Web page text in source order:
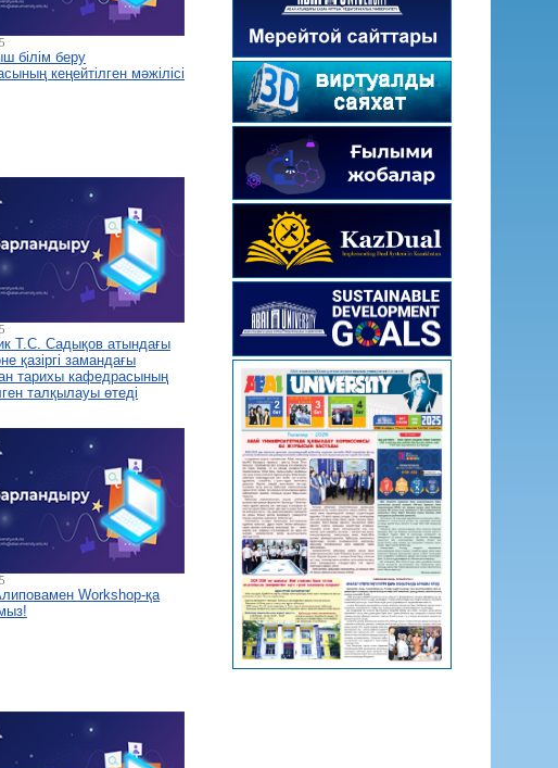
білім беру
кеңейтілген мәжілісі
Т.С. Садықов атындағы
қазіргі замандағы
тарихы кафедрасының
талқылауы өтеді
Workshop-қа